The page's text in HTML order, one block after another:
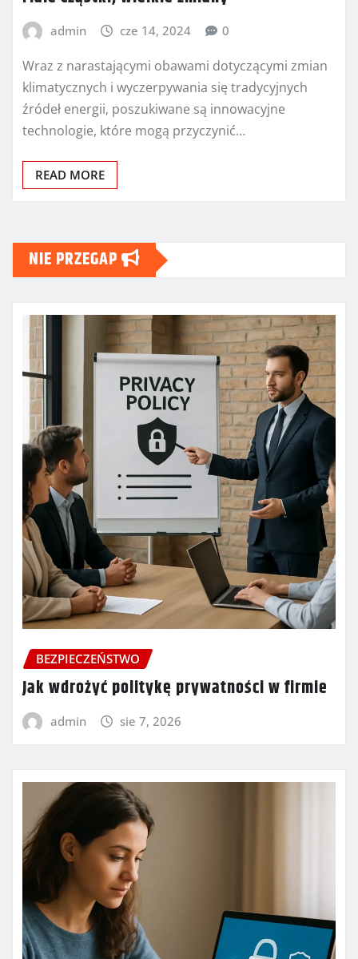
admin cze 14, 2024 0
Wraz z narastającymi obawami dotyczącymi zmian
klimatycznych i wyczerpywania się tradycyjnych
źródeł energii, poszukiwane są innowacyjne
technologie, które mogą przyczynić…
READ MORE
NIE PRZEGAP
BEZPIECZEŃSTWO
Jak wdrożyć politykę prywatności w firmie
admin sie 7, 2026